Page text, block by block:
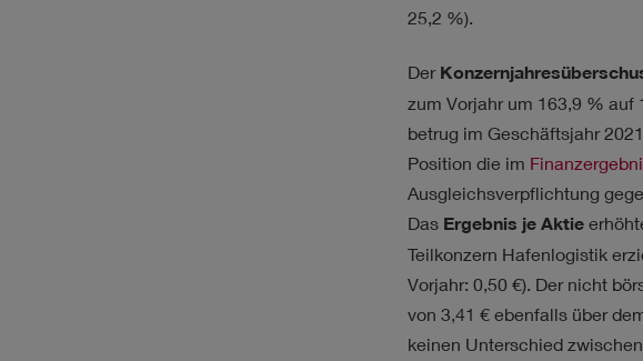
25,2 %).
Der
zum Vorjahr um 163,9 % auf
betrug im Geschäftsjahr 2021
Position die im
Ausgleichsverpflichtung
Das Ergebnis je Aktie
Teilkonzern Hafenlogistik
Vorjahr: 0,50 €). Der nicht
von 3,41 € ebenfalls über
keinen Unterschied